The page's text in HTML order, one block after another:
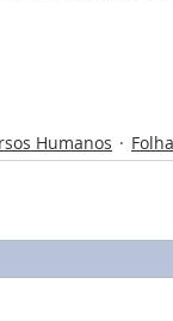
Humanos